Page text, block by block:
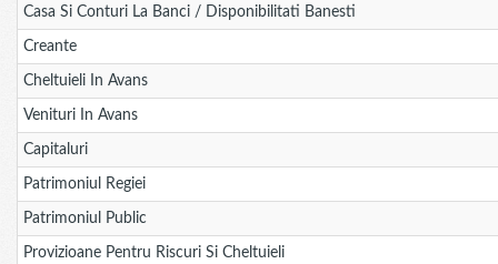
Casa Si Conturi La Banci / Disponibilitati Banesti
Creante
Cheltuieli In Avans
Venituri In Avans
Capitaluri
Patrimoniul Regiei
Patrimoniul Public
Provizioane Pentru Riscuri Si Cheltuieli